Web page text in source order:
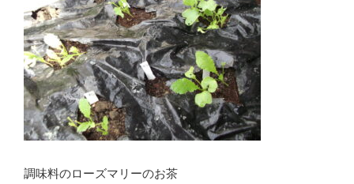
調味料のローズマリーのお茶